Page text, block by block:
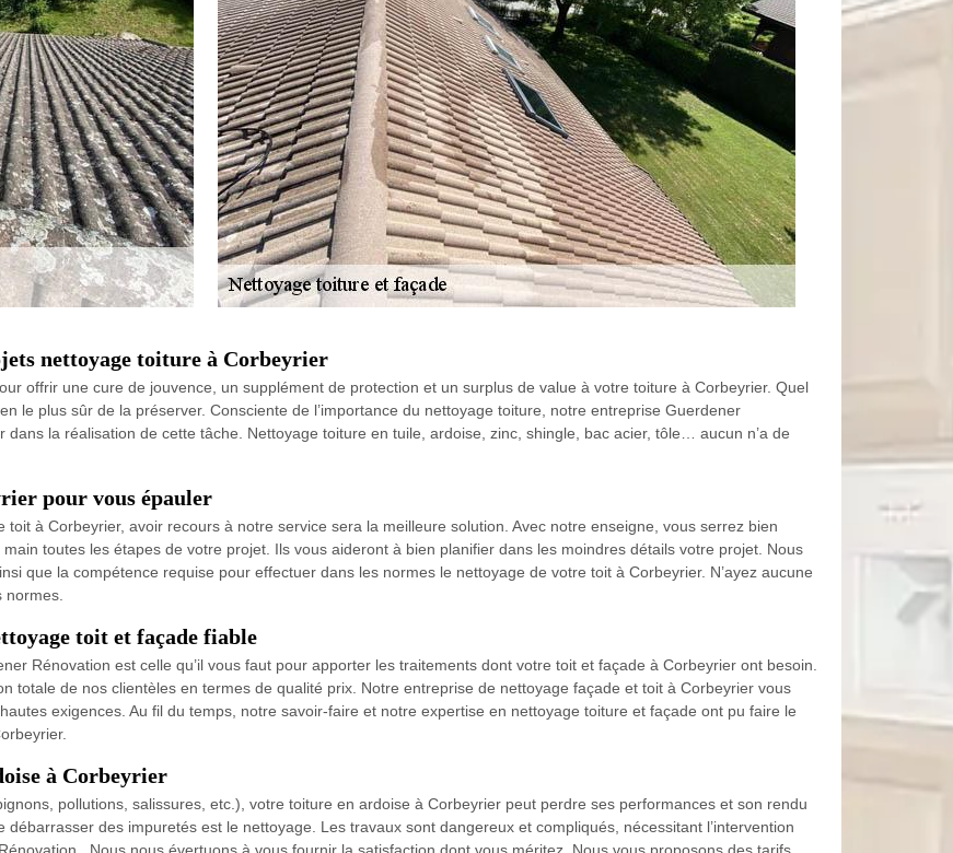
nettoyage toiture à Corbeyrier
offrir une cure de jouvence, un supplément de protection et un surplus de value à votre toiture à Corbeyrier. Quel
le plus sûr de la préserver. Consciente de l’importance du nettoyage toiture, notre entreprise Guerdener
la réalisation de cette tâche. Nettoyage toiture en tuile, ardoise, zinc, shingle, bac acier, tôle… aucun n’a de
pour vous épauler
à Corbeyrier, avoir recours à notre service sera la meilleure solution. Avec notre enseigne, vous serrez bien
toutes les étapes de votre projet. Ils vous aideront à bien planifier dans les moindres détails votre projet. Nous
que la compétence requise pour effectuer dans les normes le nettoyage de votre toit à Corbeyrier. N’ayez aucune
toit et façade fiable
Rénovation est celle qu’il vous faut pour apporter les traitements dont votre toit et façade à Corbeyrier ont besoin.
totale de nos clientèles en termes de qualité prix. Notre entreprise de nettoyage façade et toit à Corbeyrier vous
exigences. Au fil du temps, notre savoir-faire et notre expertise en nettoyage toiture et façade ont pu faire le
à Corbeyrier
pollutions, salissures, etc.), votre toiture en ardoise à Corbeyrier peut perdre ses performances et son rendu
des impuretés est le nettoyage. Les travaux sont dangereux et compliqués, nécessitant l’intervention